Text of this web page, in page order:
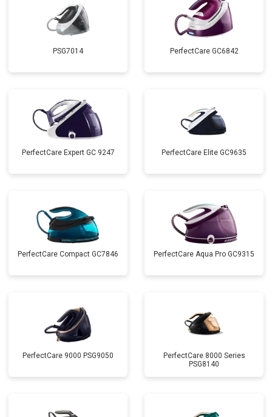
PSG7014 PerfectCare GC6842
PerfectCare Expert GC 9247 PerfectCare Elite GC9635
PerfectCare Compact GC7846 PerfectCare Aqua Pro GC9315
PerfectCare 9000 PSG9050
PerfectCare 8000 Series
PSG8140